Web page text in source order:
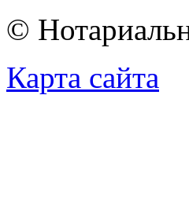
©
Карта сайта